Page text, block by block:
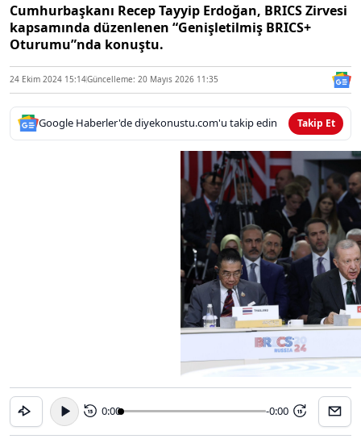
Cumhurbaşkanı Recep Tayyip Erdoğan, BRICS Zirvesi
kapsamında düzenlenen “Genişletilmiş BRICS+
Oturumu”nda konuştu.
24 Ekim 2024 15:14Güncelleme: 20 Mayıs 2026 11:35
Google Haberler'de diyekonustu.com'u takip edin Takip Et
15 0:00 -0:00 15